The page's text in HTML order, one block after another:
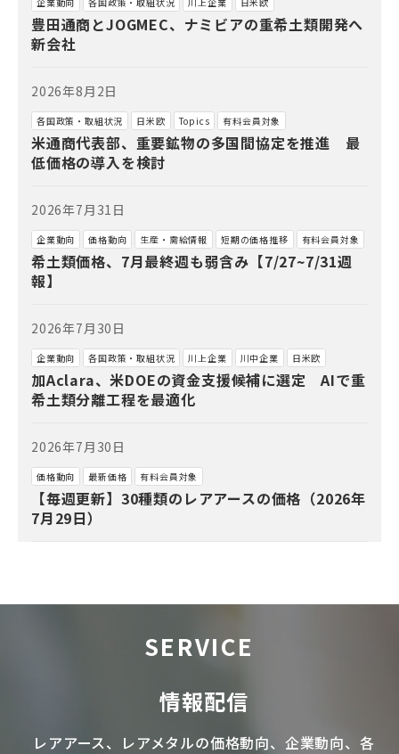
豊田通商とJOGMEC、ナミビアの重希土類開発へ
新会社
2026年8月2日
各国政策・取組状況 日米欧 Topics 有料会員対象
米通商代表部、重要鉱物の多国間協定を推進 最
低価格の導入を検討
2026年7月31日
企業動向 価格動向 生産・需給情報 短期の価格推移 有料会員対象
希土類価格、7月最終週も弱含み【7/27~7/31週
報】
2026年7月30日
企業動向 各国政策・取組状況 川上企業 川中企業 日米欧
加Aclara、米DOEの資金支援候補に選定 AIで重
希土類分離工程を最適化
2026年7月30日
価格動向 最新価格 有料会員対象
【毎週更新】30種類のレアアースの価格（2026年
7月29日）
SERVICE
情報配信
レアアース、 レアメタルの価格動向、企業動向、各